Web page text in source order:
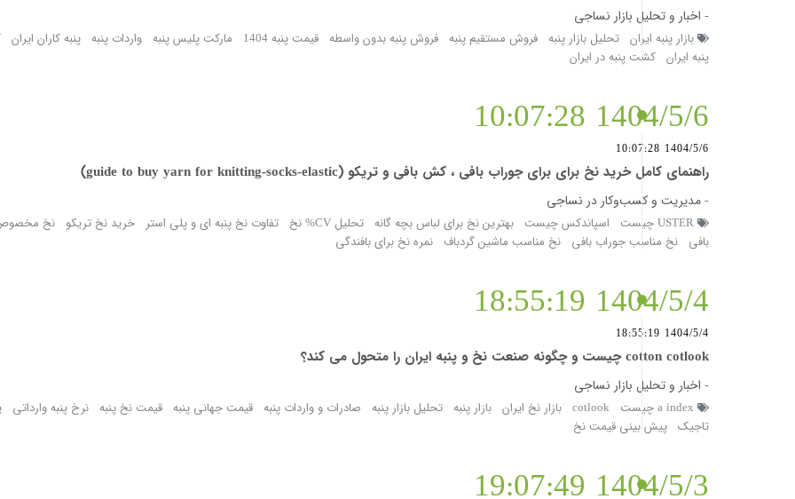
- اخبار و تحلیل بازار نساجی
بازار پنبه ایران تحلیل بازار پنبه فروش مستقیم پنبه فروش پنبه بدون واسطه قیمت پنبه 1404 مارکت پلیس پنبه واردات پنبه پنبه کاران ایران
پنبه ایران کشت پنبه در ایران
1404/5/6 10:07:28
1404/5/6 10:07:28
راهنمای کامل خرید نخ برای برای جوراب بافی ، کش بافی و تریکو (guide to buy yarn for knitting-socks-elastic)
-مدیریت و کسب‌وکار در نساجی
USTER چیست اسپاندکس چیست بهترین نخ برای لباس بچه گانه تحلیل CV% نخ تفاوت نخ پنبه ای و پلی استر خرید نخ تریکو
نخ
بافی
نخ مناسب جوراب بافی نخ مناسب ماشین گردباف نمره نخ برای بافندگی
1404/5/4 18:55:19
1404/5/4 18:55:19
cotton cotlook چیست و چگونه صنعت نخ و پنبه ایران را متحول می کند؟
- اخبار و تحلیل بازار نساجی
a index چیست cotlook بازار نخ ایران بازار پنبه تحلیل بازار پنبه صادرات و واردات پنبه قیمت جهانی پنبه قیمت نخ پنبه نرخ پنبه وارداتی
تاجیک پیش بینی قیمت نخ
1404/5/3 19:07:49